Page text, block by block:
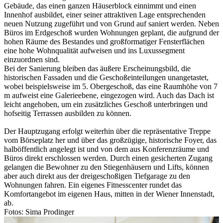
Gebäude, das einen ganzen Häuserblock einnimmt und einen
Innenhof ausbildet, einer seiner attraktiven Lage entsprechenden
neuen Nutzung zugeführt und von Grund auf saniert werden. Neben
Büros im Erdgeschoß wurden Wohnungen geplant, die aufgrund der
hohen Räume des Bestandes und großformatiger Fensterflächen
eine hohe Wohnqualität aufweisen und ins Luxussegment
einzuordnen sind.
Bei der Sanierung bleiben das äußere Erscheinungsbild, die
historischen Fassaden und die Geschoßeinteilungen unangetastet,
wobei beispielsweise im 5. Obergeschoß, das eine Raumhöhe von 7
m aufweist eine Galerieebene, eingezogen wird. Auch das Dach ist
leicht angehoben, um ein zusätzliches Geschoß unterbringen und
hofseitig Terrassen ausbilden zu können.
Der Hauptzugang erfolgt weiterhin über die repräsentative Treppe
vom Börseplatz her und über das großzügige, historische Foyer, das
halböffentlich angelegt ist und von dem aus Konferenzräume und
Büros direkt erschlossen werden. Durch einen gesicherten Zugang
gelangen die Bewohner zu den Stiegenhäusern und Lifts, können
aber auch direkt aus der dreigeschoßigen Tiefgarage zu den
Wohnungen fahren. Ein eigenes Fitnesscenter rundet das
Komfortangebot im eigenen Haus, mitten in der Wiener Innenstadt,
ab.
Fotos: Sima Prodinger